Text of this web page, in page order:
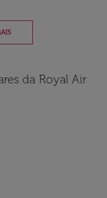
da Royal Air